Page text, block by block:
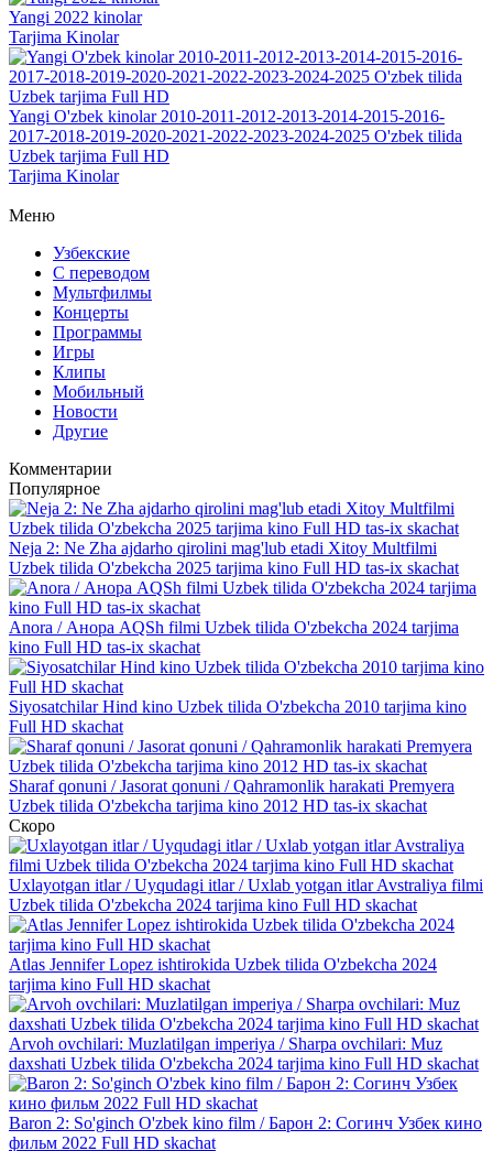
Yangi 2022 kinolar
Tarjima Kinolar
Yangi O'zbek kinolar 2010-2011-2012-2013-2014-2015-2016-
2017-2018-2019-2020-2021-2022-2023-2024-2025 O'zbek tilida
Uzbek tarjima Full HD
Tarjima Kinolar
Меню
Узбекские
С переводом
Мультфилмы
Концерты
Программы
Игры
Клипы
Мобильный
Новости
Другие
Комментарии
Популярное
Neja 2: Ne Zha ajdarho qirolini mag'lub etadi Xitoy Multfilmi
Uzbek tilida O'zbekcha 2025 tarjima kino Full HD tas-ix skachat
Anora / Анора AQSh filmi Uzbek tilida O'zbekcha 2024 tarjima
kino Full HD tas-ix skachat
Siyosatchilar Hind kino Uzbek tilida O'zbekcha 2010 tarjima kino
Full HD skachat
Sharaf qonuni / Jasorat qonuni / Qahramonlik harakati Premyera
Uzbek tilida O'zbekcha tarjima kino 2012 HD tas-ix skachat
Скоро
Uxlayotgan itlar / Uyqudagi itlar / Uxlab yotgan itlar Avstraliya filmi
Uzbek tilida O'zbekcha 2024 tarjima kino Full HD skachat
Atlas Jennifer Lopez ishtirokida Uzbek tilida O'zbekcha 2024
tarjima kino Full HD skachat
Arvoh ovchilari: Muzlatilgan imperiya / Sharpa ovchilari: Muz
daxshati Uzbek tilida O'zbekcha 2024 tarjima kino Full HD skachat
Baron 2: So'ginch O'zbek kino film / Барон 2: Согинч Узбек кино
фильм 2022 Full HD skachat